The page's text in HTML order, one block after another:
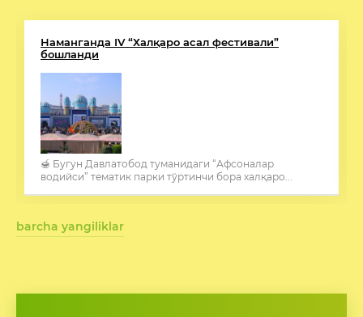
Наманганда IV “Халқаро асал фестивали”
бошланди
🍯 Бугун Давлатобод туманидаги “Афсоналар
водийси” тематик парки тўртинчи бора халқаро...
barcha yangiliklar